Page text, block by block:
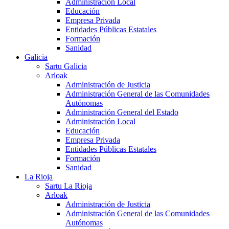
Administración Local
Educación
Empresa Privada
Entidades Públicas Estatales
Formación
Sanidad
Galicia
Sartu Galicia
Arloak
Administración de Justicia
Administración General de las Comunidades
Autónomas
Administración General del Estado
Administración Local
Educación
Empresa Privada
Entidades Públicas Estatales
Formación
Sanidad
La Rioja
Sartu La Rioja
Arloak
Administración de Justicia
Administración General de las Comunidades
Autónomas